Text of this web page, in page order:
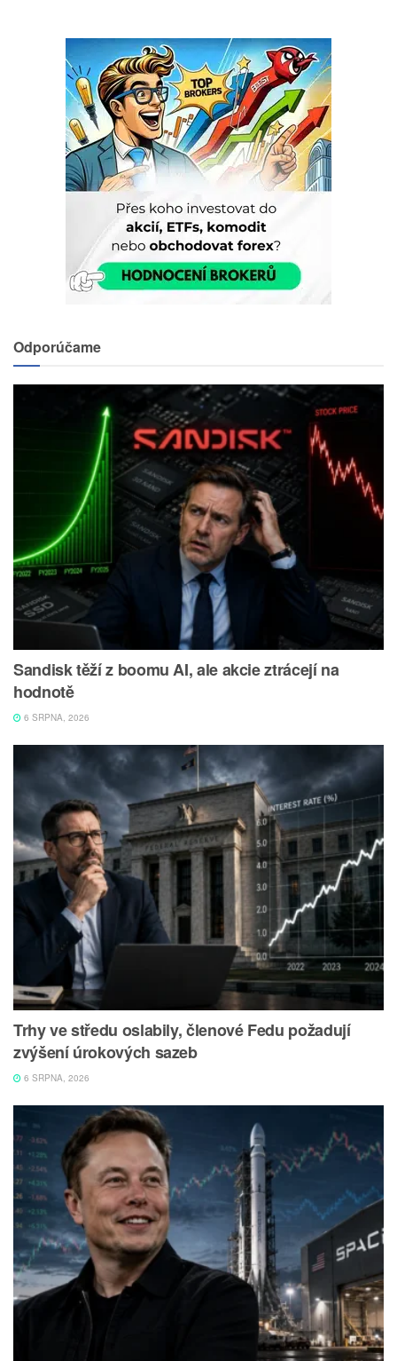
Odporúčame
Sandisk těží z boomu AI, ale akcie ztrácejí na
hodnotě
6 SRPNA, 2026
Trhy ve středu oslabily, členové Fedu požadují
zvýšení úrokových sazeb
6 SRPNA, 2026